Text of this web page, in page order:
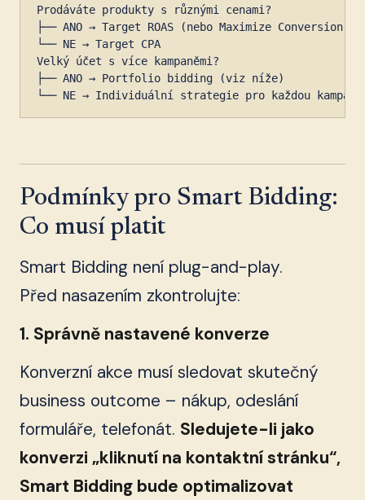
Prodáváte produkty s různými cenami?
├── ANO → Target ROAS (nebo Maximize Conversion
└── NE → Target CPA
Velký účet s více kampaněmi?
├── ANO → Portfolio bidding (viz níže)
└── NE → Individuální strategie pro každou kampaň
Podmínky pro Smart Bidding:
Co musí platit
Smart Bidding není plug-and-play.
Před nasazením zkontrolujte:
1. Správně nastavené konverze
Konverzní akce musí sledovat skutečný
business outcome – nákup, odeslání
formuláře, telefonát. Sledujete-li jako
konverzi „kliknutí na kontaktní stránku“,
Smart Bidding bude optimalizovat